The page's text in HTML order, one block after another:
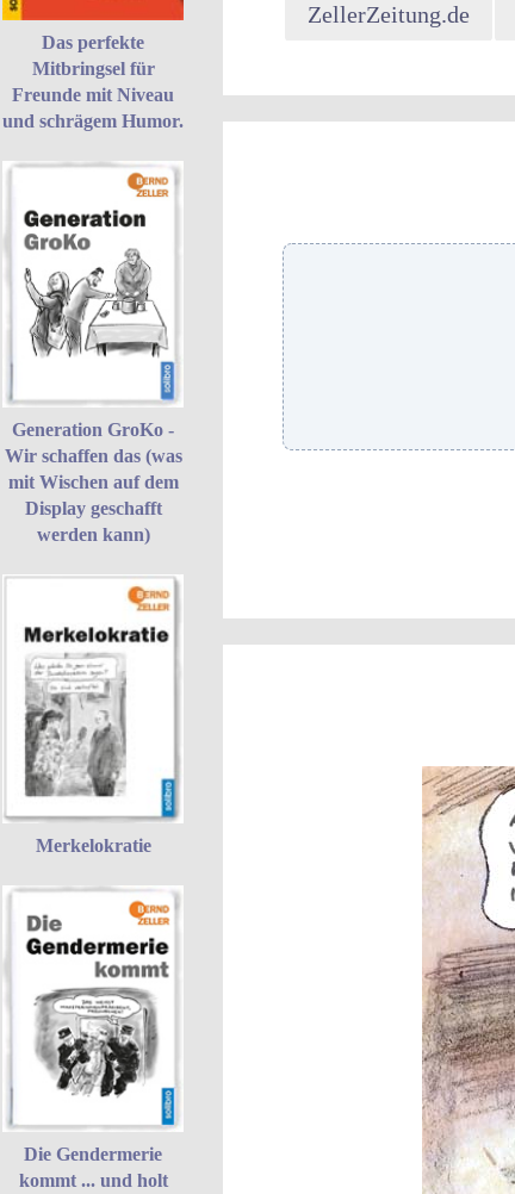
Das perfekte
Mitbringsel für
Freunde mit Niveau
und schrägem Humor.
Generation GroKo -
Wir schaffen das (was
mit Wischen auf dem
Display geschafft
werden kann)
Merkelokratie
Die Gendermerie
kommt ... und holt
ZellerZeitung.de